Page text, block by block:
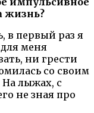
жизнь?
в первый раз я
меня
ни грести
со своим
лыжах, с
не зная про